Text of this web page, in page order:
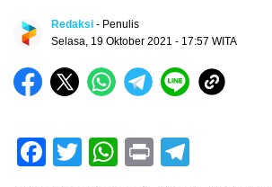
Redaksi - Penulis
Selasa, 19 Oktober 2021 - 17:57 WITA
Facebook
TwitterWhatsApp
Print